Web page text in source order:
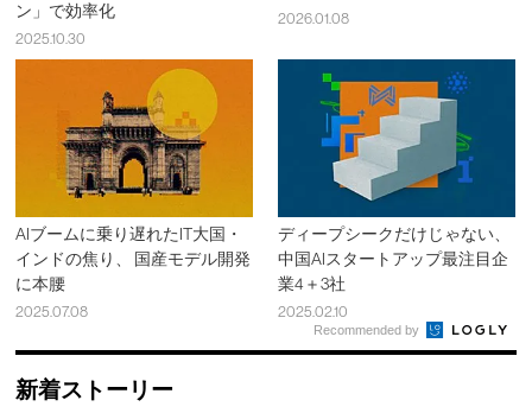
ン」で効率化
2025.10.30
2026.01.08
AIブームに乗り遅れたIT大国・
インドの焦り、 国産モデル開発
に本腰
2025.07.08
ディープシークだけじゃない、
中国AIスタートアップ最注目企
業4＋3社
2025.02.10
Recommended by
新着ストーリー